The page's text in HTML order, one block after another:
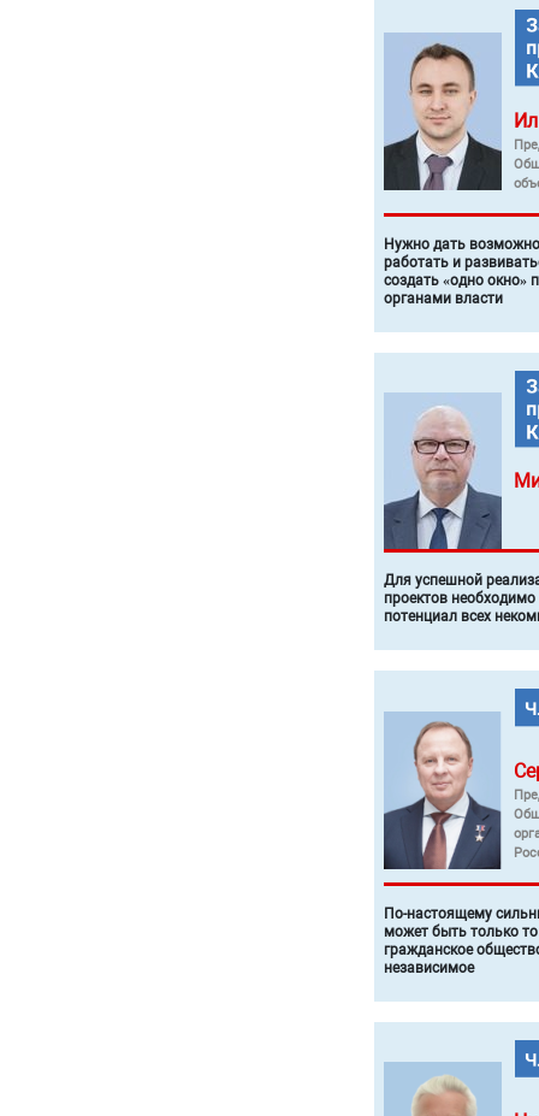
Нужно дать
работать и
создать «одно окно»
органами власти
Для успешной
проектов
потенциал всех
По-настоящему
может быть только
гражданское
независимое